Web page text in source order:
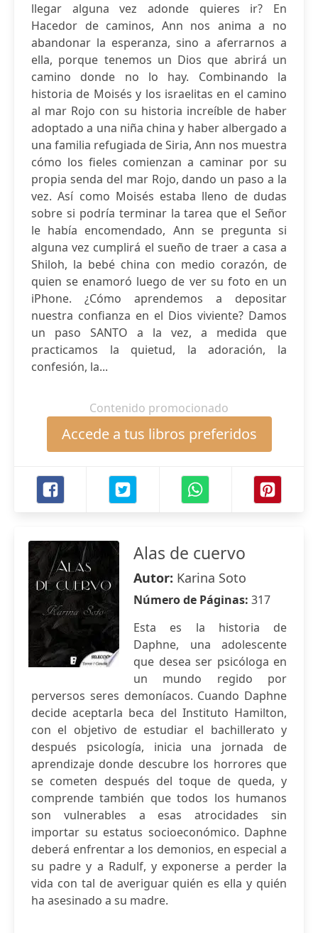
llegar alguna vez adonde quieres ir? En
Hacedor de caminos, Ann nos anima a no
abandonar la esperanza, sino a aferrarnos a
ella, porque tenemos un Dios que abrirá un
camino donde no lo hay. Combinando la
historia de Moisés y los israelitas en el camino
al mar Rojo con su historia increíble de haber
adoptado a una niña china y haber albergado a
una familia refugiada de Siria, Ann nos muestra
cómo los fieles comienzan a caminar por su
propia senda del mar Rojo, dando un paso a la
vez. Así como Moisés estaba lleno de dudas
sobre si podría terminar la tarea que el Señor
le había encomendado, Ann se pregunta si
alguna vez cumplirá el sueño de traer a casa a
Shiloh, la bebé china con medio corazón, de
quien se enamoró luego de ver su foto en un
iPhone. ¿Cómo aprendemos a depositar
nuestra confianza en el Dios viviente? Damos
un paso SANTO a la vez, a medida que
practicamos la quietud, la adoración, la
confesión, la...
Contenido promocionado
Accede a tus libros preferidos
Alas de cuervo
Autor: Karina Soto
Número de Páginas: 317
Esta es la historia de
Daphne, una adolescente
que desea ser psicóloga en
un mundo regido por
perversos seres demoníacos. Cuando Daphne
decide aceptarla beca del Instituto Hamilton,
con el objetivo de estudiar el bachillerato y
después psicología, inicia una jornada de
aprendizaje donde descubre los horrores que
se cometen después del toque de queda, y
comprende también que todos los humanos
son vulnerables a esas atrocidades sin
importar su estatus socioeconómico. Daphne
deberá enfrentar a los demonios, en especial a
su padre y a Radulf, y exponerse a perder la
vida con tal de averiguar quién es ella y quién
ha asesinado a su madre.